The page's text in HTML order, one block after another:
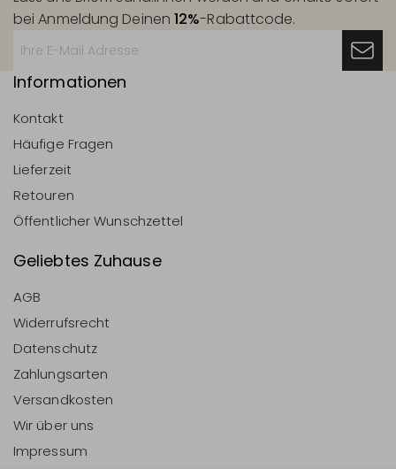
bei Anmeldung Deinen12%-Rabattcode.
Informationen
Kontakt
Häufige Fragen
Lieferzeit
Retouren
Öffentlicher Wunschzettel
Geliebtes Zuhause
AGB
Widerrufsrecht
Datenschutz
Zahlungsarten
Versandkosten
Wir über uns
Impressum